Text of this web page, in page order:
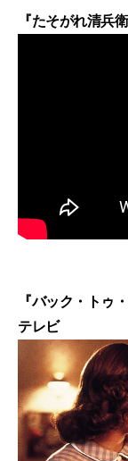
『たそがれ清兵
『バック・トゥ
テレビ